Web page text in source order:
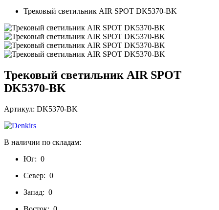
Трековый светильник AIR SPOT DK5370-BK
Трековый светильник AIR SPOT
DK5370-BK
Артикул: DK5370-BK
В наличии по складам:
Юг: 0
Север: 0
Запад: 0